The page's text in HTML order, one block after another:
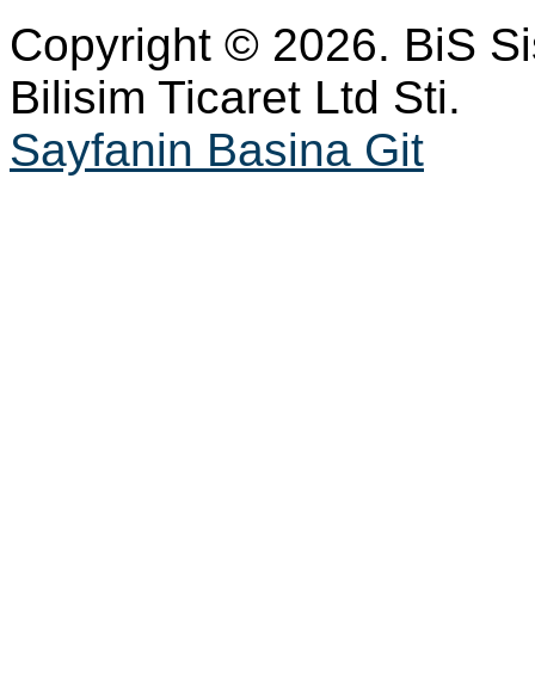
Copyright © 2026. BiS
Bilisim Ticaret Ltd Sti.
Sayfanin Basina Git